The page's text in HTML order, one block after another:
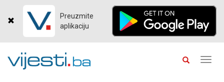
Preuzmite
aplikaciju